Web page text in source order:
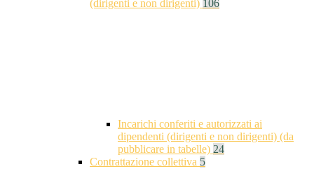
(dirigenti e non dirigenti) 106
Incarichi conferiti e autorizzati ai
dipendenti (dirigenti e non dirigenti) (da
pubblicare in tabelle) 24
Contrattazione collettiva 5